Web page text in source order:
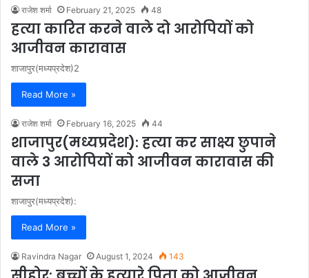
राजेश शर्मा February 21, 2025 48
हत्या कारित करने वाले दो आरोपियों को
आजीवन कारावास
शाजापुर(मध्यप्रदेश)2
Read More »
राजेश शर्मा February 16, 2025 44
शाजापुर(मध्यप्रदेश): हत्या कर साक्ष्य छुपाने
वाले 3 आरोपियों को आजीवन कारावास की
सजा
शाजापुर(मध्यप्रदेश):
Read More »
Ravindra Nagar August 1, 2024 143